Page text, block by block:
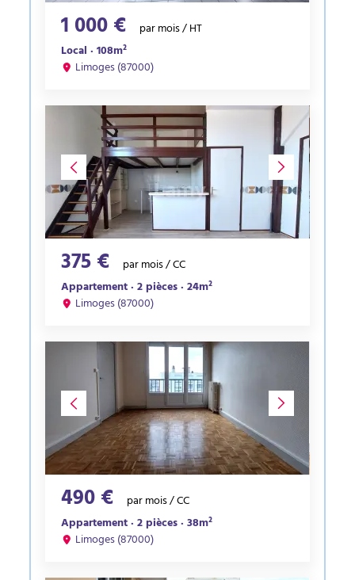
1 000 €
par mois / HT
Local · 108m²
Limoges (87000)
375 €
par mois / CC
Appartement · 2 pièces · 24m²
Limoges (87000)
490 €
par mois / CC
Appartement · 2 pièces · 38m²
Limoges (87000)